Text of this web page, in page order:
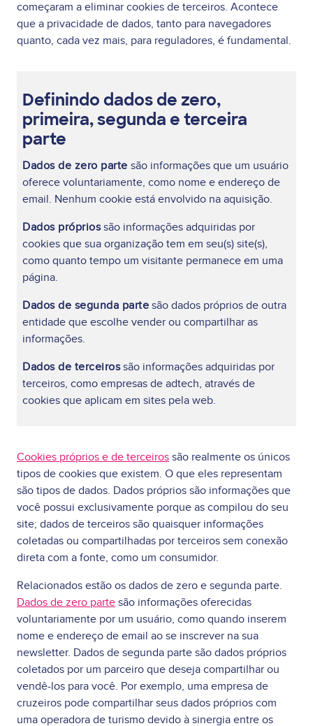
começaram a eliminar cookies de terceiros. Acontece
que a privacidade de dados, tanto para navegadores
quanto, cada vez mais, para reguladores, é fundamental.
Definindo dados de zero,
primeira, segunda e terceira
parte
Dados de zero parte são informações que um usuário
oferece voluntariamente, como nome e endereço de
email. Nenhum cookie está envolvido na aquisição.
Dados própriossão informações adquiridas por
cookies que sua organização tem em seu(s) site(s),
como quanto tempo um visitante permanece em uma
página.
Dados de segunda parte são dados próprios de outra
entidade que escolhe vender ou compartilhar as
informações.
Dados de terceirossão informações adquiridas por
terceiros, como empresas de adtech, através de
cookies que aplicam em sites pela web.
Cookies próprios e de terceiros são realmente os únicos
tipos de cookies que existem. O que eles representam
são tipos de dados. Dados próprios são informações que
você possui exclusivamente porque as compilou do seu
site; dados de terceiros são quaisquer informações
coletadas ou compartilhadas por terceiros sem conexão
direta com a fonte, como um consumidor.
Relacionados estão os dados de zero e segunda parte.
Dados de zero parte são informações oferecidas
voluntariamente por um usuário, como quando inserem
nome e endereço de email ao se inscrever na sua
newsletter. Dados de segunda parte são dados próprios
coletados por um parceiro que deseja compartilhar ou
vendê-los para você. Por exemplo, uma empresa de
cruzeiros pode compartilhar seus dados próprios com
uma operadora de turismo devido à sinergia entre os